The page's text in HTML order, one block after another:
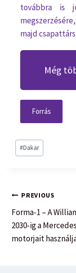
továbbra is
majd
Még
Forrás
#Dakar
PREVIOUS
Forma-1 – A
2030-ig a Mercedes
motorjait